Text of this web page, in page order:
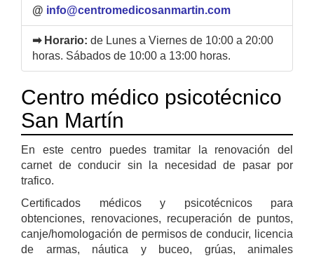
@ info@centromedicosanmartin.com
➡ Horario: de Lunes a Viernes de 10:00 a 20:00
horas. Sábados de 10:00 a 13:00 horas.
Centro médico psicotécnico
San Martín
En este centro puedes tramitar la renovación del
carnet de conducir sin la necesidad de pasar por
trafico.
Certificados médicos y psicotécnicos para
obtenciones, renovaciones, recuperación de puntos,
canje/homologación de permisos de conducir, licencia
de armas, náutica y buceo, grúas, animales